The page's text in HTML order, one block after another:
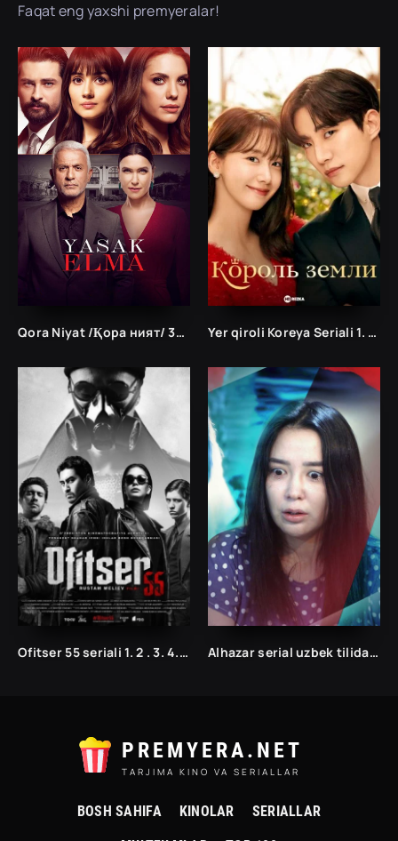
Faqat eng yaxshi premyeralar!
Qora Niyat /Қора ният/ 321. 319. 318. 1. 50. 100. 200. 300. Barcha 1-2-3 Fasllar qismlar Turkiya Seriali Yer qiroli Koreya Seriali 1. 10. 20. 30. 40. 50. 60. 70. 80. 90. 100. 200 Qism Uzbek tlida korea seryali
Ofitser 55 seriali 1. 2 . 3. 4. 5 qism uzbek serial 2022 uzbek tilida barcha qismlar Ofitser 55 seriali uzbek tilida Alhazar serial uzbek tilida / Alhazar kino uzbek tilida / Alhazar uzbek kino
PREMYERA.NET
TARJIMA KINO VA SERIALLAR
BOSH SAHIFA KINOLAR SERIALLAR